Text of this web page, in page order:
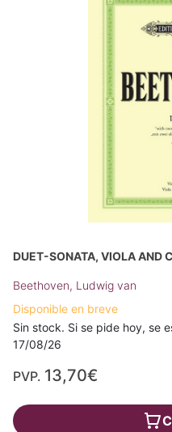
DUET-SONATA, VIOLA AND
Beethoven, Ludwig van
Disponible en breve
Sin stock. Si se pide hoy, se
17/08/26
PVP. 13,70€